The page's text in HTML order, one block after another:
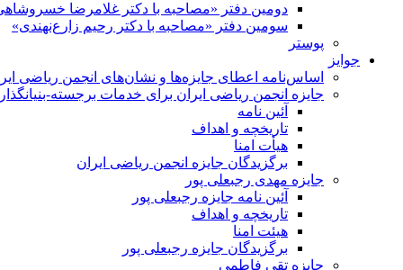
دومین دفتر «مصاحبه با دکتر غلامرضا
سومین دفتر «مصاحبه با دکتر رحیم زارع‌نهندی»
پوستر
جوایز
اساس‌نامه اعطای جایزه‌ها و نشان‌های انجمن ریاضی
جایزه انجمن ریاضی ایران برای خدمات برجسته-
آئین نامه
تاریخچه و اهداف
هیأت امنا
برگزیدگان جایزه انجمن ریاضی ایران
جایزه مهدی رجبعلی پور
آئین نامه جایزه رجبعلی پور
تاریخچه و اهداف
هیئت امنا
برگزیدگان جایزه رجبعلی پور
جایزه تقی فاطمی